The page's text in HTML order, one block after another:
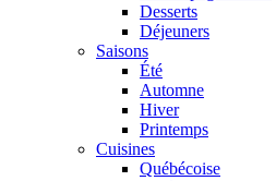
Desserts
Déjeuners
Saisons
Été
Automne
Hiver
Printemps
Cuisines
Québécoise